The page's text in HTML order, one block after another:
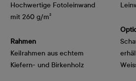
Hochwertige Fotoleinwand
mit 260 g/m²
Rahmen
Keilrahmen aus echtem
Kiefern- und Birkenholz